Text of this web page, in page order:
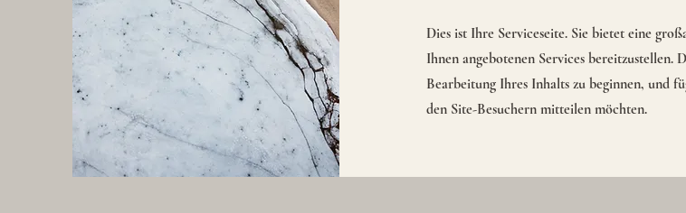
Dies ist Ihre Serviceseite. Sie bietet eine
Ihnen angebotenen Services
Bearbeitung Ihres Inhalts zu beginnen, und
den Site-Besuchern mitteilen möchten.